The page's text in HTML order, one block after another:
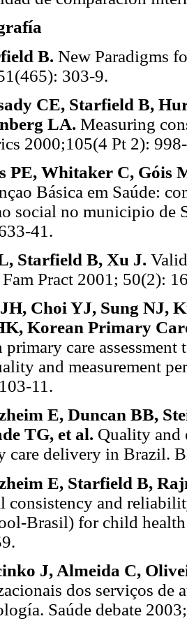
B. New Paradigms
303-9.
CE, Starfield B,
LA. Measuring
2000;105(4 Pt 2):
PE, Whitaker C, Góis
Básica em Saúde:
social no municipio de
41.
Starfield B, Xu J.
Pract 2001; 50(2):
Choi YJ, Sung NJ,
Korean Primary
primary care
and measurement
11.
E, Duncan BB,
TG, et al. Quality and
care delivery in Brazil.
E, Starfield B,
consistency and
Brasil) for child
J, Almeida C,
dos serviços de
Saúde debate